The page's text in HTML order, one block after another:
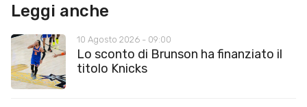
Leggi anche
10 Agosto 2026 - 09:00
Lo sconto di Brunson ha finanziato il
titolo Knicks